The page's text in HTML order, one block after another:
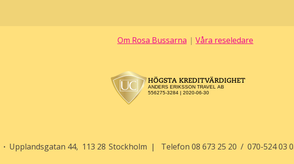
Om Rosa Bussarna Våra reseledare
Upplandsgatan 44 113 28 Stockholm Telefon 08 673 25 20 070-524 03